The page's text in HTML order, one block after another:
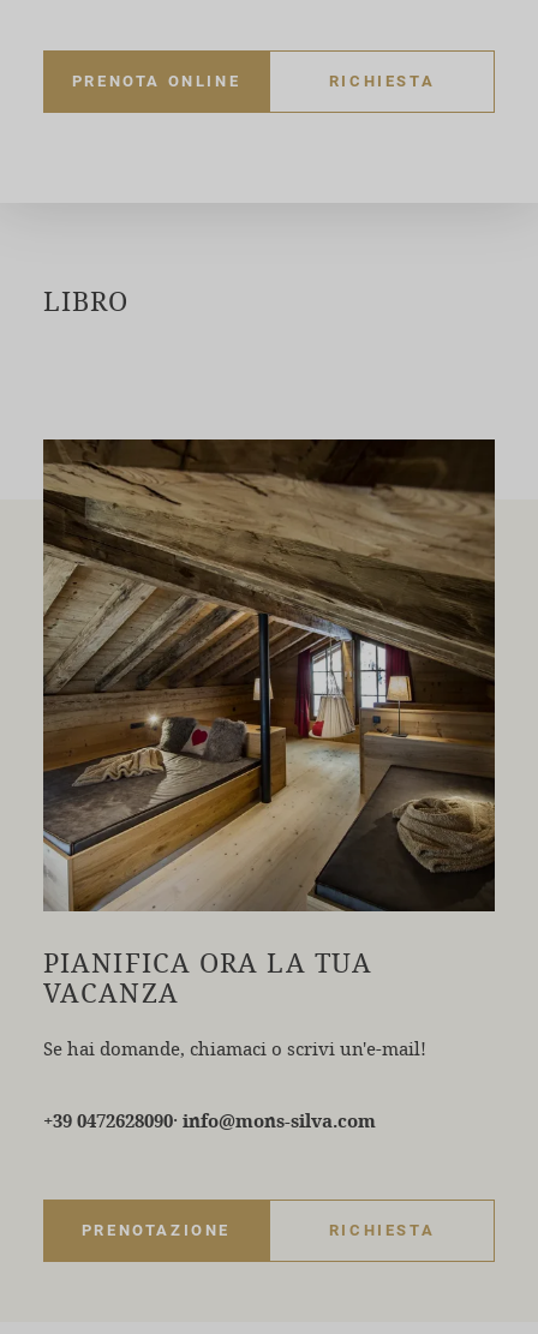
PRENOTA ONLINE RICHIESTA
LIBRO
PIANIFICA ORA LA TUA
VACANZA
Se hai domande, chiamaci o scrivi un'e-mail!
+39 0472628090· info@mons-silva.com
PRENOTAZIONE RICHIESTA